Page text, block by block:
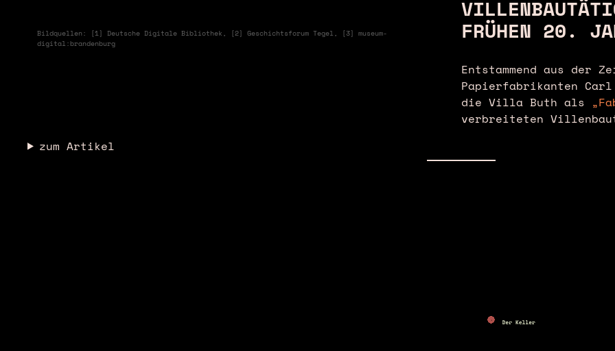
Bildquellen: [1] Deutsche Digitale Bibliothek, [2] Geschichtsforum Tegel, [3] museum-
digital:brandenburg
FRÜHEN 20.
Entstammend aus der
Papierfabrikanten
die Villa Buth als
verbreiteten
zum Artikel